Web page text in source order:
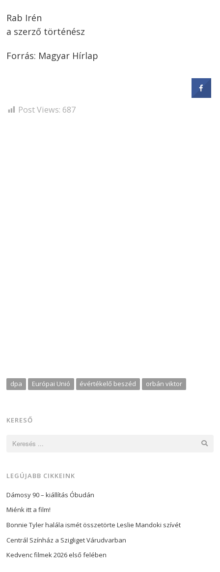
Rab Irén
a szerző történész
Forrás: Magyar Hírlap
Post Views: 687
dpa Európai Unió évértékelő beszéd orbán viktor
KERESŐ
LEGÚJABB CIKKEINK
Dámosy 90 – kiállítás Óbudán
Miénk itt a film!
Bonnie Tyler halála ismét összetörte Leslie Mandoki szívét
Centrál Színház a Szigliget Várudvarban
Kedvenc filmek 2026 első felében